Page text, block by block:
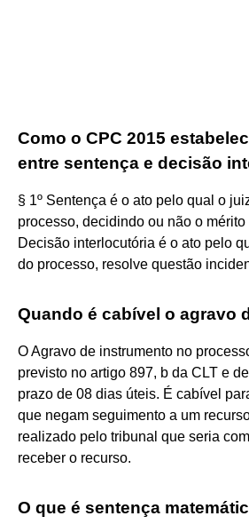
Como o CPC 2015
entre sentença e decisão
§ 1º Sentença é o ato pelo qual o
processo, decidindo ou não o mérito
Decisão interlocutória é o ato pelo
do processo, resolve questão
Quando é cabível o agravo
O Agravo de instrumento no
previsto no artigo 897, b da CLT e
prazo de 08 dias úteis. É cabível
que negam seguimento a um
realizado pelo tribunal que seria
receber o recurso.
O que é sentença